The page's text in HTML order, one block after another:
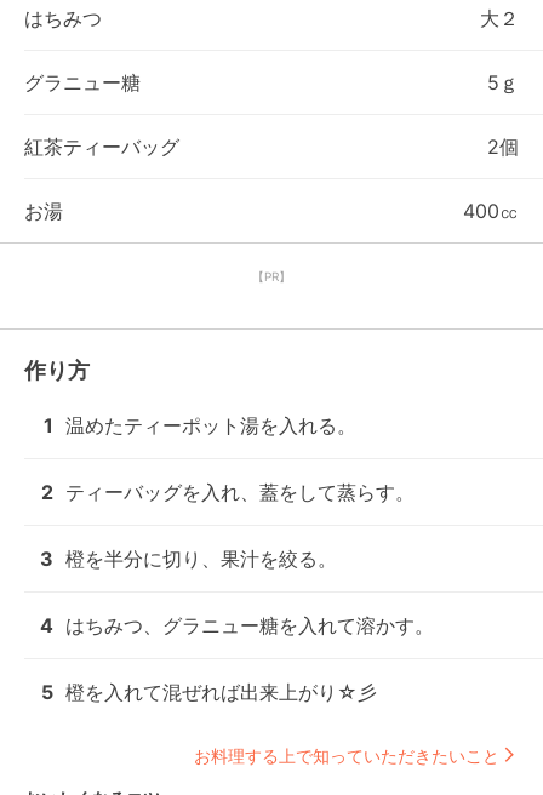
はちみつ 大２
グラニュー糖 5ｇ
紅茶ティーバッグ 2個
お湯 400㏄
【PR】
作り方
1 温めたティーポット湯を入れる。
2 ティーバッグを入れ、蓋をして蒸らす。
3 橙を半分に切り、果汁を絞る。
4 はちみつ、グラニュー糖を入れて溶かす。
5 橙を入れて混ぜれば出来上がり☆彡
お料理する上で知っていただきたいこと